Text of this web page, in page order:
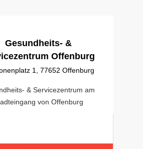
Gesundheits- &
Offenburg
1, 77652 Offenburg
& Servicezentrum am
von Offenburg